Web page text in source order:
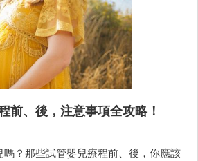
前、後，注意事項全攻略！
嗎？那些試管嬰兒療程前、後，你應該